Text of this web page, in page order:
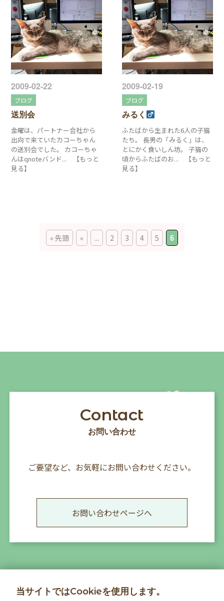
2009-02-22
ブログ
送別会
金曜は、パートナー会社から
出向で来ていたカコーちゃん
の送別会でした。 カコーちゃ
んはqnoteバンド... 【もっと
見る】
2009-02-19
ブログ
みるく
ふたばから生まれた6人の子猫
たち。 長男の「みるく」は、
とにかく食いしん坊。 子猫の
頃からふたばのお... 【もっと
見る】
« 先頭 « ... 2 3 4 5 6
Contact
お問い合わせ
ご要望など、お気軽にお問い合わせください。
お問い合わせページへ
当サイトではCookieを使用します。